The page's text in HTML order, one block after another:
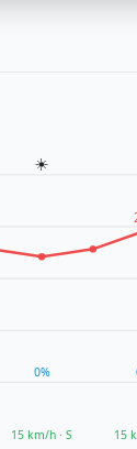
0%
☀️
15 km/h · S 15